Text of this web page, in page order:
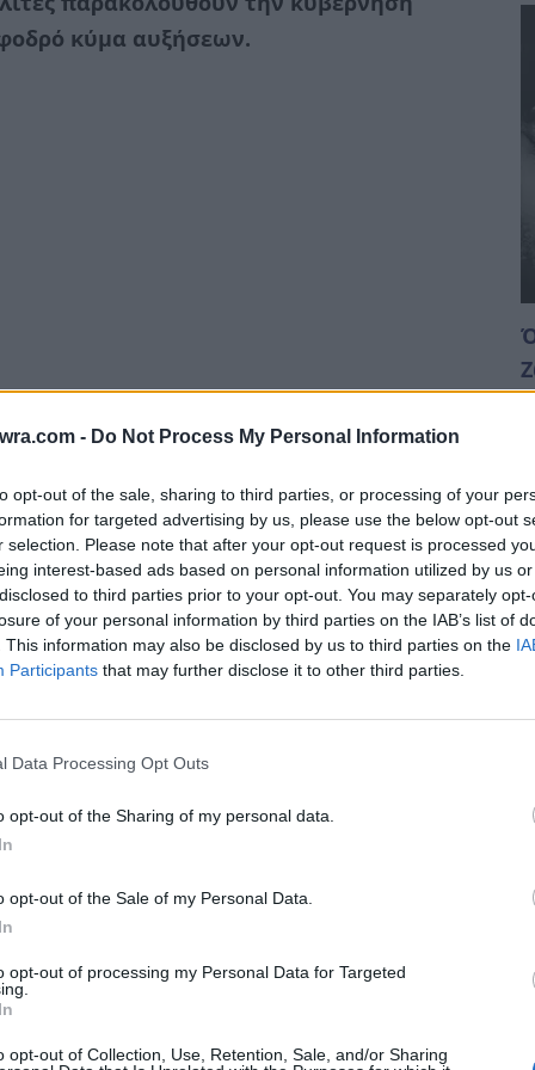
- Do Not Process My Personal Information
opt-out of the sale, sharing to third parties, or processing of your
for targeted advertising by us, please use the below opt-out
selection. Please note that after your opt-out request is processed
interest-based ads based on personal information utilized by us
to third parties prior to your opt-out. You may separately
of your personal information by third parties on the IAB’s list of
This information may also be disclosed by us to third parties on the
Participants that may further disclose it to other third parties.
Data Processing Opt Outs
opt-out of the Sharing of my personal data.
opt-out of the Sale of my Personal Data.
opt-out of processing my Personal Data for Targeted
opt-out of Collection, Use, Retention, Sale, and/or Sharing
κύμα αυξήσεων.
αγορά του Χρηματιστηρίου Ενέργειας
αυξημένη κατά 29% σε σχέση με
στα 446,52 ευρώ. Πρόκειται για τη δεύτερη
μετά τις 22 Δεκεμβρίου οπότε είχε
το 53,7% της ζήτησης ενώ μειωμένη είναι η
υδροηλεκτρικών (4,3%) και των
είναι και οι εξαγωγές ενέργειας.